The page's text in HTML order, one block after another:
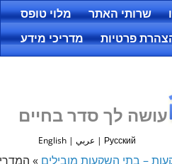
מלוי טופס שרותי האתר
מדריכי מידע
פרטיות
עושה לך סדר בחיים
Русский
| عربي |
English
– בתי השקעות מובילים »